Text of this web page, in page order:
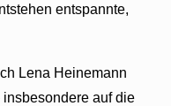
entspannte,
Lena Heinemann
auf die